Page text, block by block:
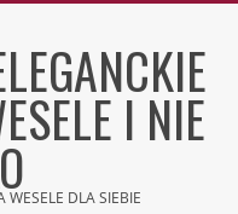
I NIE
WESELE DLA SIEBIE